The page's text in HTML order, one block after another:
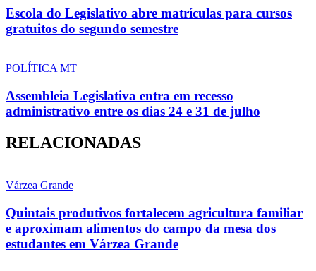
Escola do Legislativo abre matrículas para cursos
gratuitos do segundo semestre
POLÍTICA MT
Assembleia Legislativa entra em recesso
administrativo entre os dias 24 e 31 de julho
RELACIONADAS
Várzea Grande
Quintais produtivos fortalecem agricultura familiar
e aproximam alimentos do campo da mesa dos
estudantes em Várzea Grande